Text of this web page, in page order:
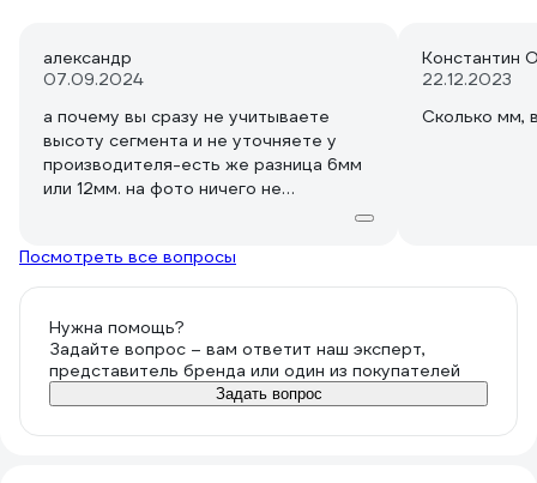
александр
07.09.2024
а почему вы сразу не учитываете
высоту сегмента и не уточняете у
производителя-есть же разница 6мм
или 12мм. на фото ничего не
фирм.
Константин
22.12.2023
Сколько мм,
Посмотреть все вопросы
Нужна помощь?
Задайте вопрос – вам ответит наш эксперт,
представитель бренда или один из покупателей
Задать вопрос